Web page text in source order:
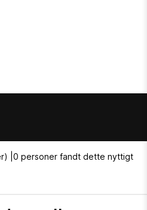
| 0 personer fandt dette nyttigt